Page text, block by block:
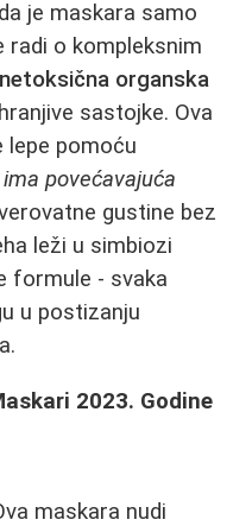
je maskara samo
radi o kompleksnim
netoksična organska
sastojke. Ova
lepe pomoću
povećavajuća
gustine bez
leži u simbiozi
formule - svaka
u postizanju
2023. Godine
maskara nudi